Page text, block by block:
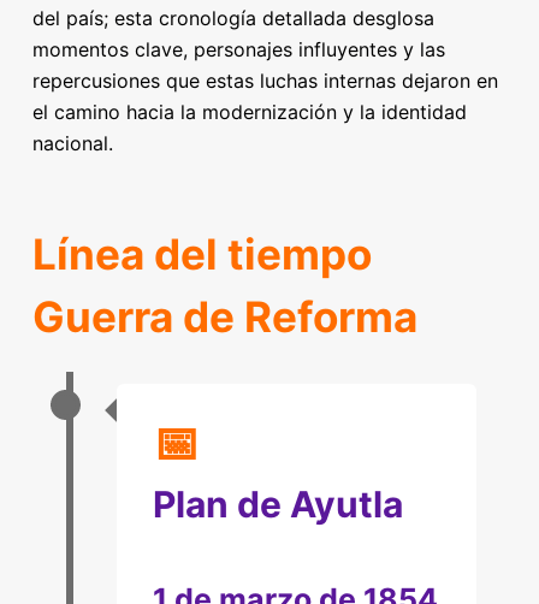
del país; esta cronología detallada desglosa
momentos clave, personajes influyentes y las
repercusiones que estas luchas internas dejaron en
el camino hacia la modernización y la identidad
nacional.
Línea del tiempo
Guerra de Reforma
📅
Plan de Ayutla